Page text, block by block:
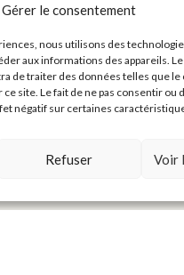
Gérer le consentement
nous utilisons des
aux informations des appareils.
de traiter des données telles que
site. Le fait de ne pas consentir ou
négatif sur certaines
Refuser Voir